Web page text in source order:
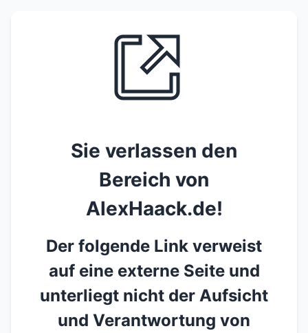
Sie verlassen den
Bereich von
AlexHaack.de!
Der folgende Link verweist
auf eine externe Seite und
unterliegt nicht der Aufsicht
und Verantwortung von